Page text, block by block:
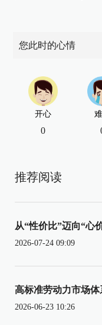
您此时的心情
开心
0
推荐阅读
从“性价比”迈向“心
2026-07-24 09:09
高标准劳动力市场
2026-06-23 10:26